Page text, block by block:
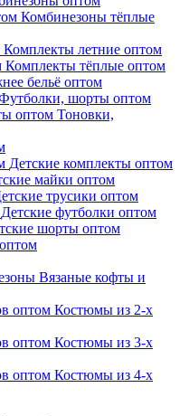
Комбинезоны тёплые
Комплекты летние оптом
Комплекты тёплые оптом
бельё оптом
шорты оптом
Тоновки,
Детские комплекты оптом
майки оптом
трусики оптом
Детские футболки оптом
шорты оптом
Вязаные кофты и
Костюмы из 2-х
Костюмы из 3-х
Костюмы из 4-х